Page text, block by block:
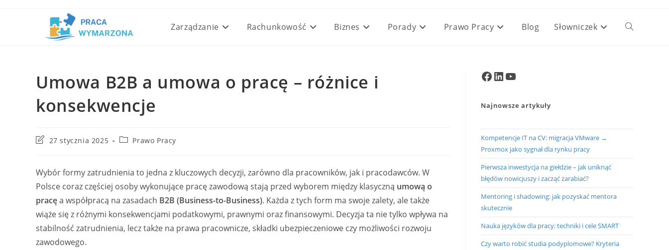
Zarządzanie Rachunkowość Biznes Porady Prawo Pracy Blog Słowniczek Toggle
Umowa B2B a umowa o pracę – różnice i
konsekwencje
Post27 stycznia 2025
PostPrawo Pracy
Wybór formy zatrudnienia to jedna z kluczowych decyzji, zarówno dla pracowników, jak i pracodawców. W
Polsce coraz częściej osoby wykonujące pracę zawodową stają przed wyborem między klasyczną umową o
pracęa współpracą na zasadach B2B (Business-to-Business). Każda z tych form ma swoje zalety, ale także
wiąże się z różnymi konsekwencjami podatkowymi, prawnymi oraz finansowymi. Decyzja ta nie tylko wpływa na
stabilność zatrudnienia, lecz także na prawa pracownicze, składki ubezpieczeniowe czy możliwości rozwoju
zawodowego.
Facebook
LinkedInYouTube
Najnowsze artykuły
Kompetencje IT na CV: migracja VMware →
Proxmox jako sygnał dla rynku pracy
Pierwsza inwestycja na giełdzie – jak uniknąć
błędów nowicjuszy i zacząć zarabiać?
Mentoring i shadowing: jak pozyskać mentora
skutecznie
Nauka języków dla pracy: techniki i cele SMART
Czy warto robić studia podyplomowe? Kryteria